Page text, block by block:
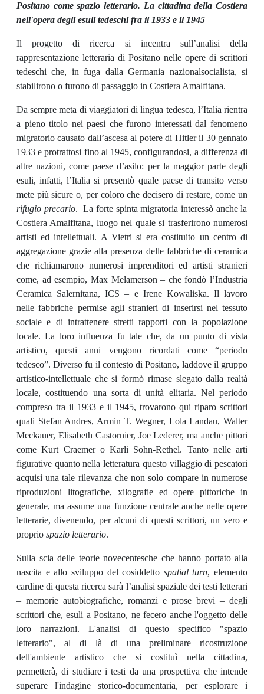
Positano come spazio letterario. La cittadina della Costiera
nell'opera degli esuli tedeschi fra il 1933 e il 1945
Il progetto di ricerca si incentra sull’analisi della
rappresentazione letteraria di Positano nelle opere di scrittori
tedeschi che, in fuga dalla Germania nazionalsocialista, si
stabilirono o furono di passaggio in Costiera Amalfitana.
Da sempre meta di viaggiatori di lingua tedesca, l’Italia rientra
a pieno titolo nei paesi che furono interessati dal fenomeno
migratorio causato dall’ascesa al potere di Hitler il 30 gennaio
1933 e protrattosi fino al 1945, configurandosi, a differenza di
altre nazioni, come paese d’asilo: per la maggior parte degli
esuli, infatti, l’Italia si presentò quale paese di transito verso
mete più sicure o, per coloro che decisero di restare, come un
rifugio precario. La forte spinta migratoria interessò anche la
Costiera Amalfitana, luogo nel quale si trasferirono numerosi
artisti ed intellettuali. A Vietri si era costituito un centro di
aggregazione grazie alla presenza delle fabbriche di ceramica
che richiamarono numerosi imprenditori ed artisti stranieri
come, ad esempio, Max Melamerson – che fondò l’Industria
Ceramica Salernitana, ICS – e Irene Kowaliska. Il lavoro
nelle fabbriche permise agli stranieri di inserirsi nel tessuto
sociale e di intrattenere stretti rapporti con la popolazione
locale. La loro influenza fu tale che, da un punto di vista
artistico, questi anni vengono ricordati come “periodo
tedesco”. Diverso fu il contesto di Positano, laddove il gruppo
artistico-intellettuale che si formò rimase slegato dalla realtà
locale, costituendo una sorta di unità elitaria. Nel periodo
compreso tra il 1933 e il 1945, trovarono qui riparo scrittori
quali Stefan Andres, Armin T. Wegner, Lola Landau, Walter
Meckauer, Elisabeth Castornier, Joe Lederer, ma anche pittori
come Kurt Craemer o Karli Sohn-Rethel. Tanto nelle arti
figurative quanto nella letteratura questo villaggio di pescatori
acquisì una tale rilevanza che non solo compare in numerose
riproduzioni litografiche, xilografie ed opere pittoriche in
generale, ma assume una funzione centrale anche nelle opere
letterarie, divenendo, per alcuni di questi scrittori, un vero e
proprio spazio letterario.
Sulla scia delle teorie novecentesche che hanno portato alla
nascita e allo sviluppo del cosiddetto spatial turn, elemento
cardine di questa ricerca sarà l’analisi spaziale dei testi letterari
– memorie autobiografiche, romanzi e prose brevi – degli
scrittori che, esuli a Positano, ne fecero anche l'oggetto delle
loro narrazioni. L'analisi di questo specifico "spazio
letterario", al di là di una preliminare ricostruzione
dell'ambiente artistico che si costituì nella cittadina,
permetterà, di studiare i testi da una prospettiva che intende
superare l'indagine storico-documentaria, per esplorare i